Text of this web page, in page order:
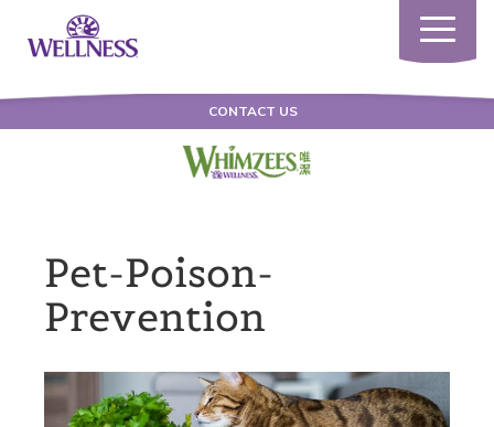
Toggle
CONTACT US
Pet-Poison-
Prevention